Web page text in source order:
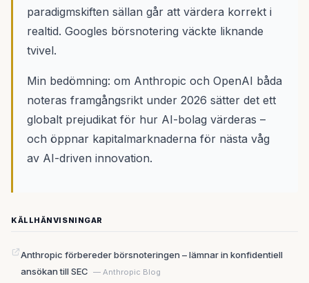
paradigmskiften sällan går att värdera korrekt i
realtid. Googles börsnotering väckte liknande
tvivel.
Min bedömning: om Anthropic och OpenAI båda
noteras framgångsrikt under 2026 sätter det ett
globalt prejudikat för hur AI-bolag värderas –
och öppnar kapitalmarknaderna för nästa våg
av AI-driven innovation.
KÄLLHÄNVISNINGAR
Anthropic förbereder börsnoteringen – lämnar in konfidentiell
ansökan till SEC — Anthropic Blog